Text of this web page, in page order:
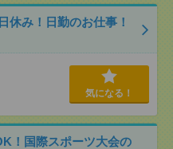
休み！日勤のお仕事！
気になる！
！国際スポーツ大会の